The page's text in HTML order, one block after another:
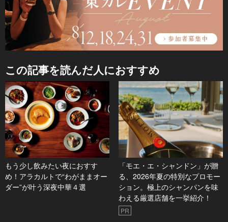
この記事を読んだ人におすすめ
もう少し飲みたい夜におすす
め！アラカルトで“わがままオー
ダー”が叶う深夜中華４選
「モエ・エ・シャンドン」が贈
る、2026年夏の特別なプロモー
ション。極上のシャンパンを味
わえる厳選店舗を一挙紹介！
PR